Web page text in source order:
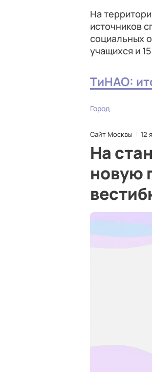
На
источников
социальных
учащихся и
ТиНАО:
Город
Сайт Москвы 12
На
новую